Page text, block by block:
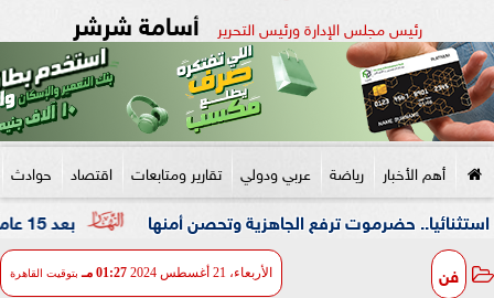
رئيس مجلس الإدارة ورئيس التحرير أسامة شرشر
أهم الأخبار رياضة عربي ودولي تقارير ومتابعات اقتصاد حوادث
بعد 15 عاماً من الغياب.. المجلس الثقافي البريطاني شريكاً لمهرجان القاهرة للمسرح التجريبي ترفع الجاهزية وتحصن أمنها
فن الأربعاء، 21 أغسطس 2024 01:27 مـ بتوقيت القاهرة